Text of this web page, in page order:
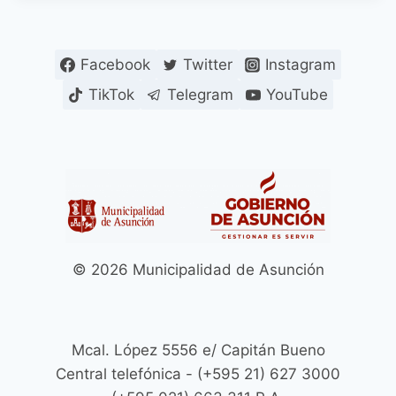
Facebook Twitter
Instagram
TikTok
Telegram YouTube
© 2026 Municipalidad de Asunción
Mcal. López 5556 e/ Capitán Bueno
Central telefónica - (+595 21) 627 3000